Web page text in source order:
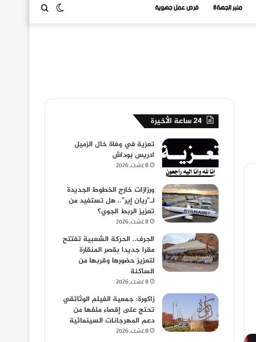
منبر الجهة8 فرص عمل جهوية
24 ساعة الأخيرة
تعزية في وفاة خال الزميل
ادريس بوداش
8 غشت، 2026
ورزازات خارج الخطوط الجديدة
لـ”ريان إير”.. هل تستفيد من
تعزيز الربط الجوي؟
8 غشت، 2026
الجرف.. الحركة الشعبية تفتتح
مقرا جديدا بقصر المنقارة
لتعزيز حضورها وقربها من
الساكنة
8 غشت، 2026
زاكورة: جمعية الفيلم الوثائقي
تحتج على إقصاء ملفها من
دعم المهرجانات السينمائية
8 غشت، 2026